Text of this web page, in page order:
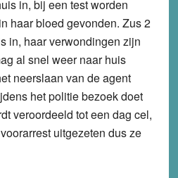
in, bij een test worden
haar bloed gevonden. Zus 2
in, haar verwondingen zijn
al snel weer naar huis
neerslaan van de agent
het politie bezoek doet
veroordeeld tot een dag cel,
uitgezeten dus ze